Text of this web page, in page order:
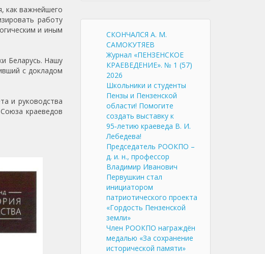
как важнейшего
работу
и иным
Беларусь. Нашу
с докладом
и руководства
краеведов
СКОНЧАЛСЯ А. М.
САМОКУТЯЕВ
Журнал «ПЕНЗЕНСКОЕ
КРАЕВЕДЕНИЕ». № 1 (57)
2026
Школьники и студенты
Пензы и Пензенской
области! Помогите
создать выставку к
95‑летию краеведа В. И.
Лебедева!
Председатель РООКПО –
д. и. н., профессор
Владимир Иванович
Первушкин стал
инициатором
патриотического проекта
«Гордость Пензенской
земли»
Член РООКПО награждён
медалью «За сохранение
исторической памяти»